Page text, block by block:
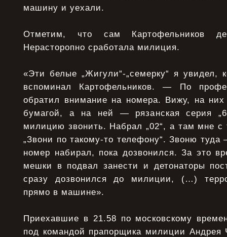
машину и уехали.
Отметим, что сам Картофельников
Нерасторопно сработала милиция.
«Эти белые „Жигули“-„семерку“ я
вспоминал Картофельников. — По
обратил внимание на номера. Вижу, на них
бумагой, а на ней — рязанская серия
милицию звонить. Набрал „02“, а там мне с
„Звони по такому-то телефону“. Звоню
номер набирал, пока дозвонился. За это
мешки в подвал занести и детонаторы
сразу дозвонился до милиции, (…)
прямо в машине».
Приехавшие в 21.58 по московскому
под командой прапорщика милиции